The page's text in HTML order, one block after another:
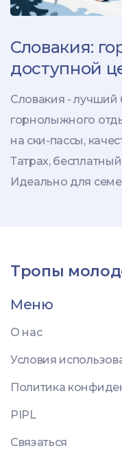
Словакия:
доступной
бюджетный
семейного
Словакия -
горнолыжного
на ски-пассы,
Татрах,
Идеально для
Тропы
Меню
О нас
Условия
Политика
PIPL
Связаться